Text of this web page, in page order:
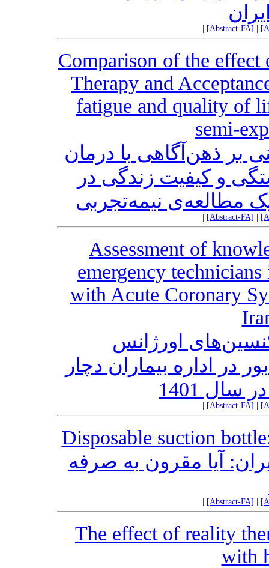
[Abstract-FA]
Comparison of the
Therapy and
fatigue and quality of
semi-
بر ذهن‌آگاهی با درمان
و کیفیت زندگی در
مطالعه‌ی نیمه‌تجربی
[Abstract-FA]
Assessment of
emergency
with Acute Coronary
اورژانس
در اداره‌ بیماران دچار
1401
[Abstract-FA]
Disposable suction
آیا مقرون به صرفه
[Abstract-FA]
The effect of reality
with